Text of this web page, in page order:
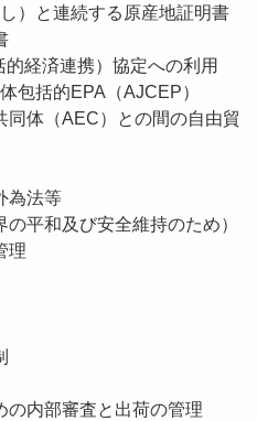
）と連続する原産地証明書
経済連携）協定への利用
包括的EPA（AJCEP）
体（AEC）との間の自由貿
為法等
平和及び安全維持のため）
理
内部審査と出荷の管理